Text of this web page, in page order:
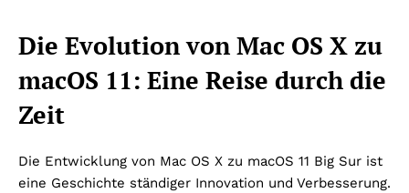
Die Evolution von Mac OS X zu
macOS 11: Eine Reise durch die
Zeit
Die Entwicklung von Mac OS X zu macOS 11 Big Sur ist
eine Geschichte ständiger Innovation und Verbesserung.